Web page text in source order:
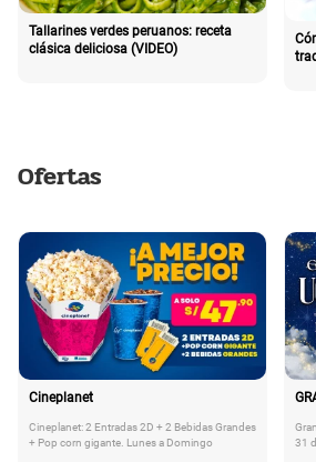
Tallarines verdes peruanos: receta
clásica deliciosa (VIDEO)
Ofertas
Cineplanet
Cineplanet: 2 Entradas 2D + 2 Bebidas Grandes
+ Pop corn gigante. Lunes a Domingo
31